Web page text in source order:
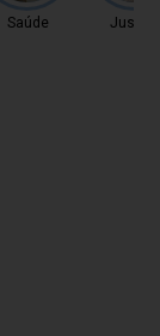
Saúde Justiça